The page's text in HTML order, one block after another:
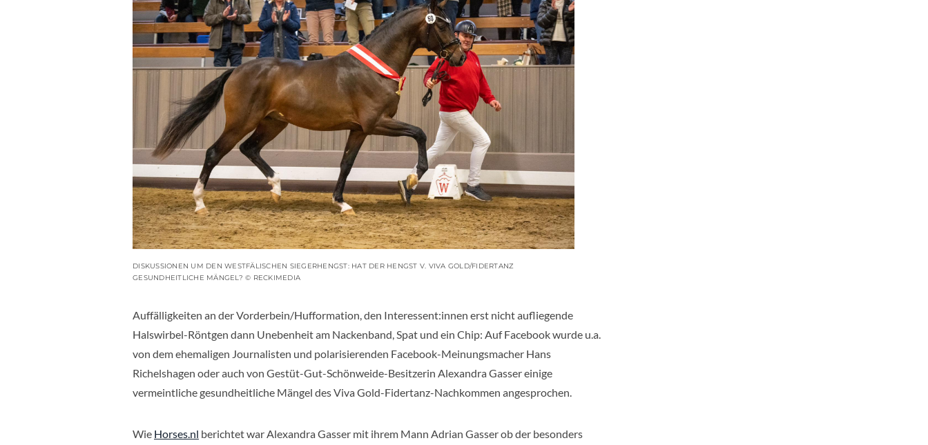
DISKUSSIONEN UM DEN WESTFÄLISCHEN SIEGERHENGST: HAT DER HENGST V. VIVA GOLD/FIDERTANZ
GESUNDHEITLICHE MÄNGEL? © RECKIMEDIA
Auffälligkeiten an der Vorderbein/Hufformation, den Interessent:innen erst nicht aufliegende
Halswirbel-Röntgen dann Unebenheit am Nackenband, Spat und ein Chip: Auf Facebook wurde u.a.
von dem ehemaligen Journalisten und polarisierenden Facebook-Meinungsmacher Hans
Richelshagen oder auch von Gestüt-Gut-Schönweide-Besitzerin Alexandra Gasser einige
vermeintliche gesundheitliche Mängel des Viva Gold-Fidertanz-Nachkommen angesprochen.
Wie Horses.nl berichtet war Alexandra Gasser mit ihrem Mann Adrian Gasser ob der besonders